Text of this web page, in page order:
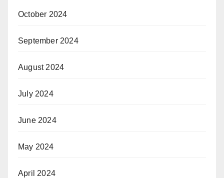
October 2024
September 2024
August 2024
July 2024
June 2024
May 2024
April 2024